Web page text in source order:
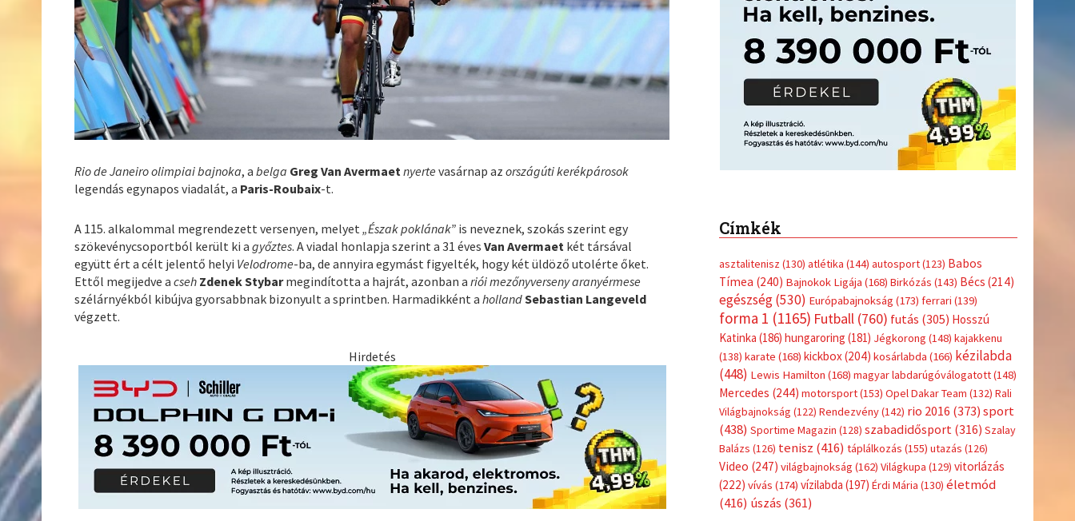
Rio de Janeiro olimpiai bajnoka, abelga Greg Van Avermaetnyerte vasárnap azországúti kerékpárosok
legendás egynapos viadalát, a Paris-Roubaix-t.
A 115. alkalommal megrendezett versenyen, melyet„Észak poklának” is neveznek, szokás szerint egy
szökevénycsoportból került ki agyőztes. A viadal honlapja szerint a 31 évesVan Avermaet két társával
együtt ért a célt jelentő helyi Velodrome-ba, de annyira egymást figyelték, hogy két üldöző utolérte őket.
Ettől megijedve acseh Zdenek Stybarmegindította a hajrát, azonban a riói mezőnyverseny aranyérmese
szélárnyékból kibújva gyorsabbnak bizonyult a sprintben. Harmadikként ahollandSebastian Langeveld
végzett.
Hirdetés
Címkék
asztalitenisz (130) atlétika (144) autosport(123) Babos
Tímea (240) Bajnokok Ligája (168) Birkózás (143) Bécs (214)
egészség(530) Európabajnokság (173) ferrari (139)
forma 1 (1165) Futball(760) futás (305) Hosszú
Katinka (186) hungaroring (181) Jégkorong (148) kajakkenu
(138) karate (168) kickbox(204) kosárlabda (166) kézilabda
(448) Lewis Hamilton (168) magyar labdarúgóválogatott(148)
Mercedes (244) motorsport(153) Opel Dakar Team (132) Rali
Világbajnokság (122) Rendezvény(142) rio 2016 (373) sport
(438) Sportime Magazin (128) szabadidősport (316) Szalay
Balázs (126) tenisz (416) táplálkozás (155) utazás (126)
Video (247) világbajnokság (162) Világkupa (129) vitorlázás
(222) vívás (174) vízilabda (197) Érdi Mária (130) életmód
(416) úszás (361)